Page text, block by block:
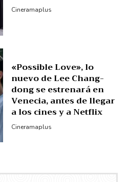
Cineramaplus
«Possible Love», lo
nuevo de Lee Chang-
dong se estrenará en
Venecia, antes de llegar
a los cines y a Netflix
Cineramaplus